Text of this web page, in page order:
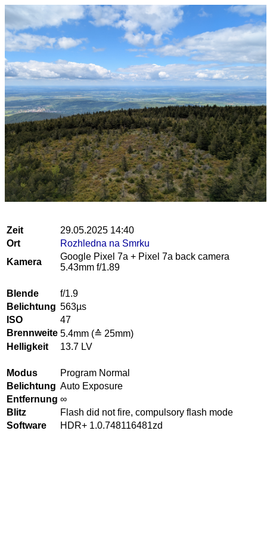
Zeit
29.05.2025 14:40
Ort
Rozhledna na Smrku
Kamera
Google Pixel 7a + Pixel 7a back camera
5.43mm f/1.89
Blende
f/1.9
Belichtung 563µs
ISO
47
Brennweite 5.4mm (≙ 25mm)
Helligkeit
13.7 LV
Modus
Program Normal
Belichtung Auto Exposure
Entfernung ∞
Blitz
Flash did not fire, compulsory flash mode
Software
HDR+ 1.0.748116481zd